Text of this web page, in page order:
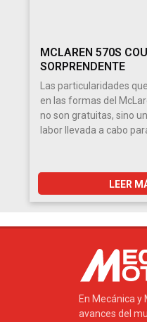
MCLAREN 570S
SORPRENDENTE
Las particularidades
en las formas del
no son gratuitas, sino
labor llevada a cabo
LEER
En Mecánica
avances del